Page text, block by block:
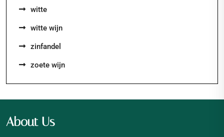
witte
witte wijn
zinfandel
zoete wijn
About Us